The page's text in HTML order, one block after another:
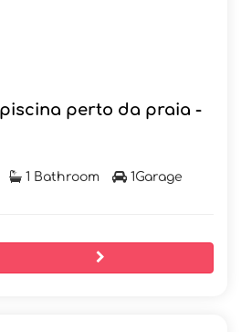
perto da praia -
1 Bathroom 1Garage